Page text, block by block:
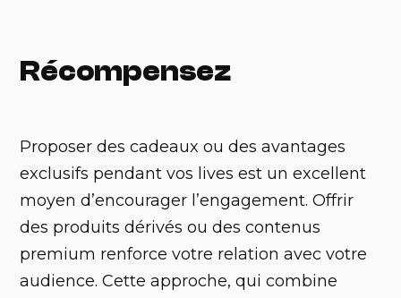
Récompensez
Proposer des cadeaux ou des avantages
exclusifs pendant vos lives est un excellent
moyen d’encourager l’engagement. Offrir
des produits dérivés ou des contenus
premium renforce votre relation avec votre
audience. Cette approche, qui combine